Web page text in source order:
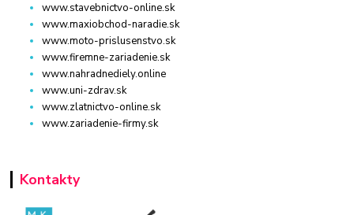
www.stavebnictvo-online.sk
www.maxiobchod-naradie.sk
www.moto-prislusenstvo.sk
www.firemne-zariadenie.sk
www.nahradnediely.online
www.uni-zdrav.sk
www.zlatnictvo-online.sk
www.zariadenie-firmy.sk
Kontakty